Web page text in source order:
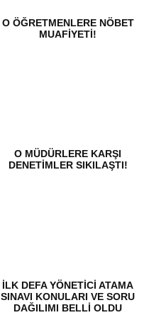
O ÖĞRETMENLERE NÖBET
MUAFIYETI!
O MÜDÜRLERE KARŞI
DENETIMLER SIKILAŞTI!
İLK DEFA YÖNETICI ATAMA
SINAVI KONULARI VE SORU
DAĞILIMI BELLI OLDU